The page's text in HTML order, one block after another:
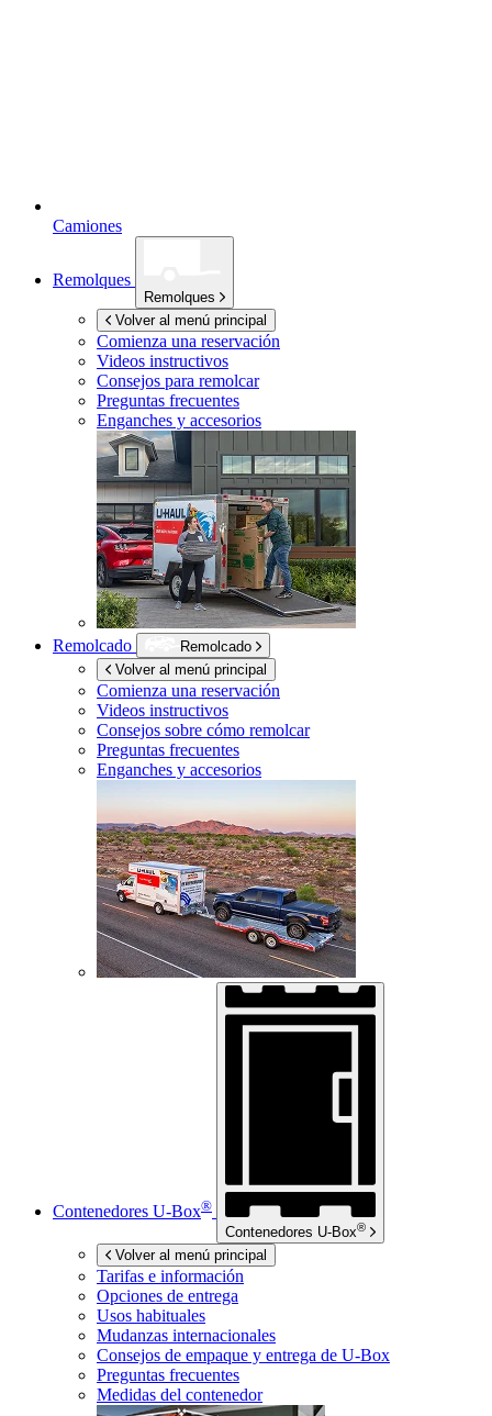
Camiones
Remolques
Remolques
Volver al menú principal
Comienza una reservación
Videos instructivos
Consejos para remolcar
Preguntas frecuentes
Enganches y accesorios
Remolcado
Remolcado
Volver al menú principal
Comienza una reservación
Videos instructivos
Consejos sobre cómo remolcar
Preguntas frecuentes
Enganches y accesorios
Contenedores U-Box®
Contenedores U-Box®
Volver al menú principal
Tarifas e información
Opciones de entrega
Usos habituales
Mudanzas internacionales
Consejos de empaque y entrega de U-Box
Preguntas frecuentes
Medidas del contenedor